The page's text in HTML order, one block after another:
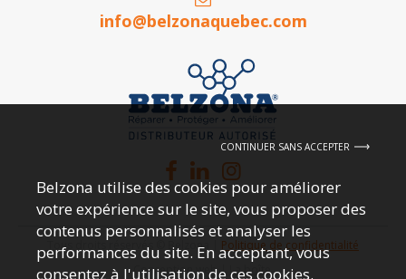
CONTINUER SANS ACCEPTER
Belzona utilise des cookies pour améliorer
votre expérience sur le site, vous proposer des
contenus personnalisés et analyser les
performances du site. En acceptant, vous
consentez à l'utilisation de ces cookies.
info@belzonaquebec.com
Tous droits réservés © Belzona | Politique de confidentialité
Conception web | La boîte.